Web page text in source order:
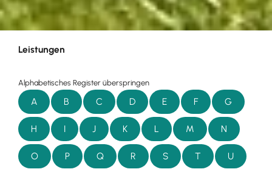
Leistungen
Alphabetisches Register überspringen
A B C D E F G
H I J K L M N
O P Q R S T U